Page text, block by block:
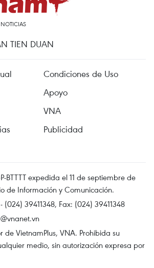
TIEN DUAN
Condiciones de Uso
Apoyo
VNA
Publicidad
BTTTT expedida el 11 de septiembre de
de Información y Comunicación.
(024) 39411348, Fax: (024) 39411348
VietnamPlus, VNA. Prohibida su
medio, sin autorización expresa por